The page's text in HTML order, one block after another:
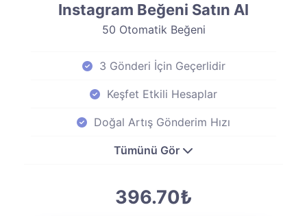
Instagram Beğeni Satın Al
50 Otomatik Beğeni
3 Gönderi İçin Geçerlidir
Keşfet Etkili Hesaplar
Doğal Artış Gönderim Hızı
Tümünü Gör
396.70₺